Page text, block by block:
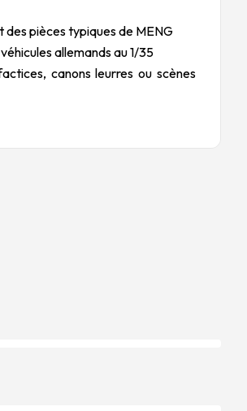
des pièces typiques de MENG
allemands au 1/35
canons leurres ou scènes